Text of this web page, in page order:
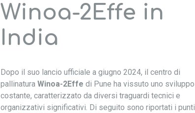
Winoa-2Effe in
India
Dopo il suo lancio ufficiale a giugno 2024, il centro di
pallinatura Winoa-2Effe di Pune ha vissuto uno sviluppo
costante, caratterizzato da diversi traguardi tecnici e
organizzativi significativi. Di seguito sono riportati i punti